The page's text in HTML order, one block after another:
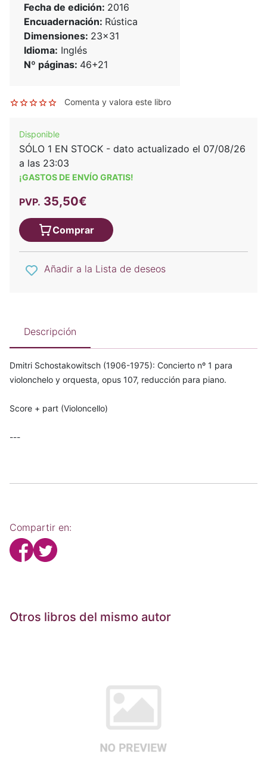
Fecha de edición: 2016
Encuadernación: Rústica
Dimensiones: 23x31
Idioma: Inglés
Nº páginas: 46+21
Comenta y valora este libro
Disponible
SÓLO 1 EN STOCK - dato actualizado el 07/08/26
a las 23:03
¡GASTOS DE ENVÍO GRATIS!
PVP. 35,50€
Comprar
Añadir a la Lista de deseos
Descripción
Dmitri Schostakowitsch (1906-1975): Concierto nº 1 para
violonchelo y orquesta, opus 107, reducción para piano.
Score + part (Violoncello)
---
Compartir en:
Otros libros del mismo autor